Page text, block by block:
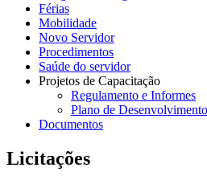
Férias
Mobilidade
Novo Servidor
Procedimentos
Saúde do servidor
Projetos de Capacitação
Regulamento e Informes
Plano de
Documentos
Licitações